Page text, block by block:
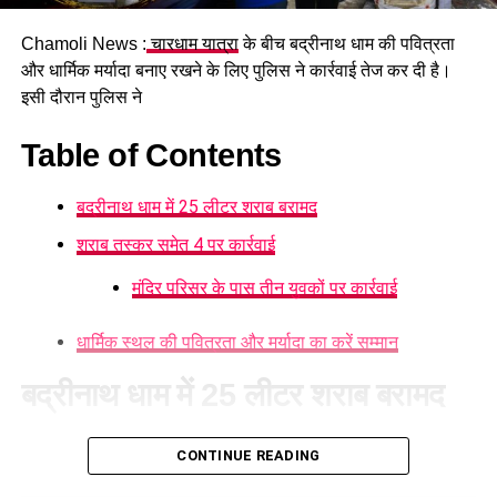
Chamoli News : चारधाम यात्राके बीच बद्रीनाथ धाम की पवित्रता
और धार्मिक मर्यादा बनाए रखने के लिए पुलिस ने कार्रवाई तेज कर दी है।
इसी दौरान पुलिस ने
Table of Contents
बद्रीनाथ धाम में 25 लीटर शराब बरामद
शराब तस्कर समेत 4 पर कार्रवाई
मंदिर परिसर के पास तीन युवकों पर कार्रवाई
धार्मिक स्थल की पवित्रता और मर्यादा का करें सम्मान
ऑपरेशन ‘प्रहार’ के तहत बद्रीनाथ पुलिस ने अवैध कच्ची शराब के साथ
एक व्यक्ति को गिरफ्तार किया है। इसके अलावा मंदिर परिसर के पास
CONTINUE READING